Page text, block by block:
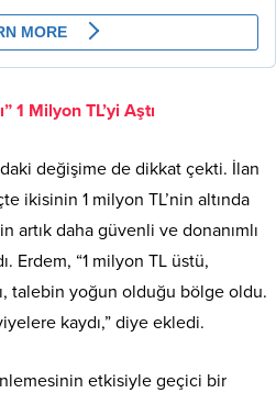
1 Milyon TL’yi Aştı
değişime de dikkat çekti. İlan
ikisinin 1 milyon TL’nin altında
artık daha güvenli ve donanımlı
Erdem, “1 milyon TL üstü,
talebin yoğun olduğu bölge oldu.
kaydı,” diye ekledi.
etkisiyle geçici bir